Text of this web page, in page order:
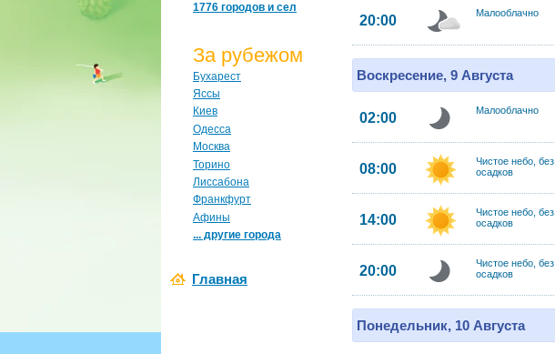
1776 городов и сел
За рубежом
Бухарест
Яссы
Киев
Одесса
Москва
Торино
Лиссабона
Франкфурт
Афины
... другие города
Главная
20:00 Малооблачно
Воскресение, 9 Августа
02:00 Малооблачно
08:00
Чистое небо, без
осадков
14:00
Чистое небо, без
осадков
20:00
Чистое небо, без
осадков
Понедельник, 10 Августа